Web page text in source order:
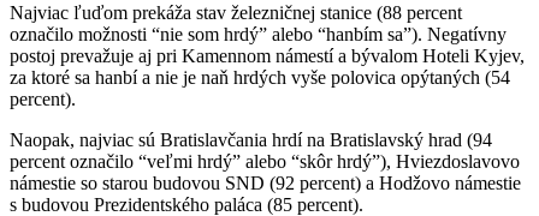
Najviac ľuďom prekáža stav železničnej stanice (88 percent
označilo možnosti “nie som hrdý” alebo “hanbím sa”). Negatívny
postoj prevažuje aj pri Kamennom námestí a bývalom Hoteli Kyjev,
za ktoré sa hanbí a nie je naň hrdých vyše polovica opýtaných (54
percent).
Naopak, najviac sú Bratislavčania hrdí na Bratislavský hrad (94
percent označilo “veľmi hrdý” alebo “skôr hrdý”), Hviezdoslavovo
námestie so starou budovou SND (92 percent) a Hodžovo námestie
s budovou Prezidentského paláca (85 percent).